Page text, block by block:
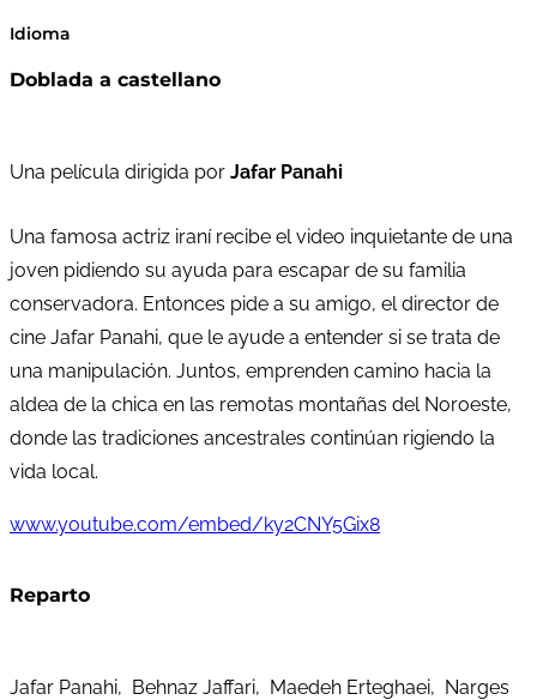
Idioma
Doblada a castellano
Una película dirigida por Jafar Panahi
Una famosa actriz iraní recibe el video inquietante de una
joven pidiendo su ayuda para escapar de su familia
conservadora. Entonces pide a su amigo, el director de
cine Jafar Panahi, que le ayude a entender si se trata de
una manipulación. Juntos, emprenden camino hacia la
aldea de la chica en las remotas montañas del Noroeste,
donde las tradiciones ancestrales continúan rigiendo la
vida local.
www.youtube.com/embed/ky2CNY5Gix8
Reparto
Jafar Panahi, Behnaz Jaffari, Maedeh Erteghaei, Narges